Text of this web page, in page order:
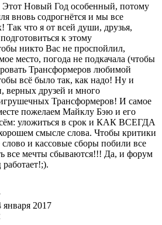
Новый Год особенный, потому
вновь содрогнётся и мы все
Так что я от всей души, друзья,
к этому
никто Вас не проспойлил,
место, погода не подкачала (чтобы
Трансформеров любимой
всё было так, как надо! Ну и
верных друзей и много
Трансформеров! И самое
пожелаем Майклу Бэю и его
уложиться в срок и КАК ВСЕГДА
смысле слова. Чтобы критики
слово и кассовые сборы побили все
все мечты сбываются!!! Да, и форум
2017